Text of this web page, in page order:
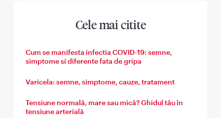
Cele mai citite
Cum se manifesta infectia COVID-19: semne,
simptome si diferente fata de gripa
Varicela: semne, simptome, cauze, tratament
Tensiune normală, mare sau mică? Ghidul tău în
tensiune arterială